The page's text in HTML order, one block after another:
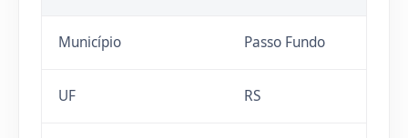
Município Passo Fundo
UF RS